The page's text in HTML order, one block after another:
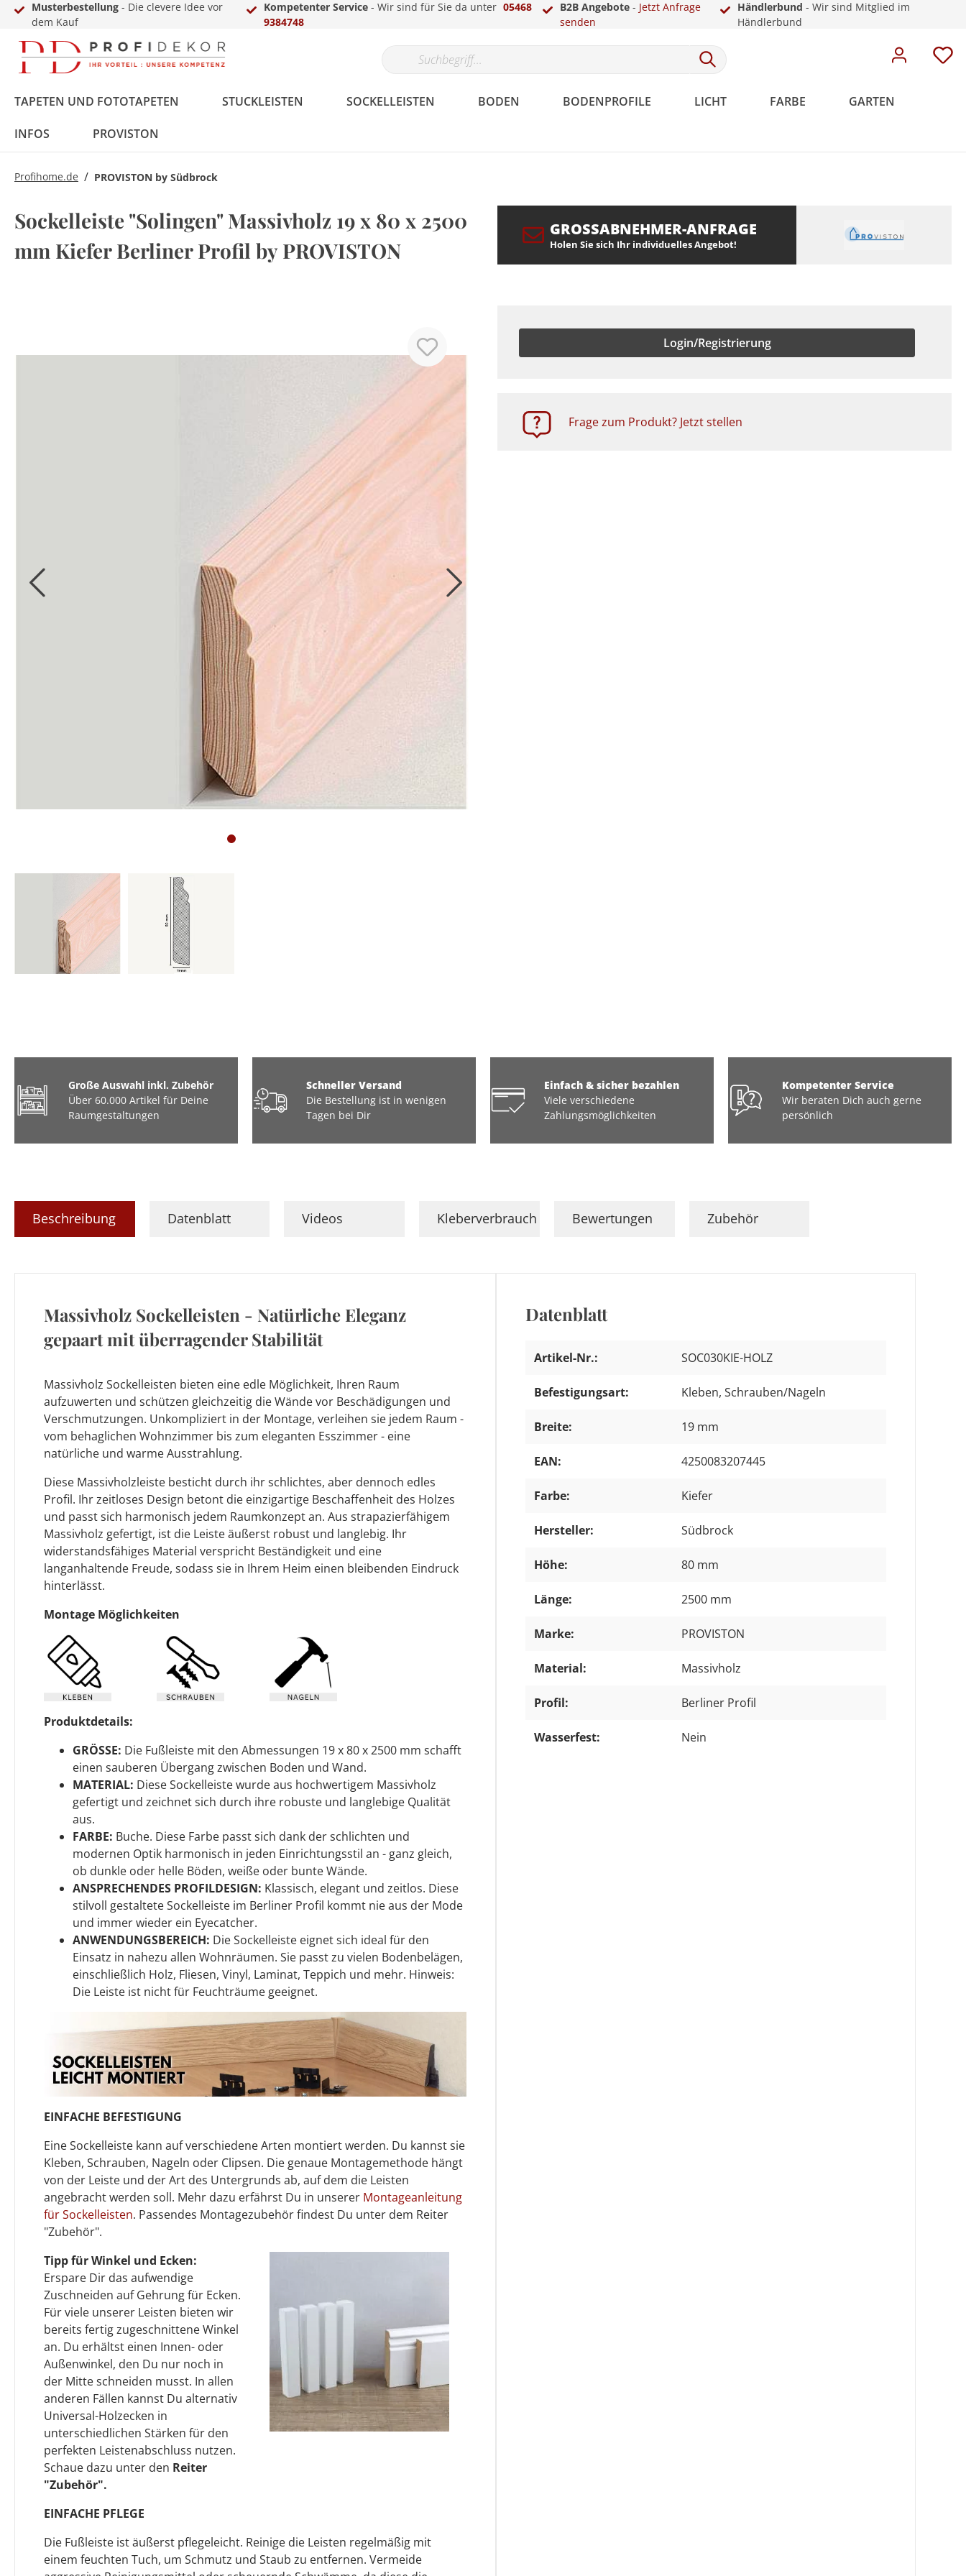
Musterbestellung - Die clevere Idee vor
dem Kauf
Kompetenter Service - Wir sind für Sie da unter 05468
9384748
B2B Angebote- Jetzt Anfrage
senden
Händlerbund - Wir sind Mitglied im
Händlerbund
TAPETEN UND FOTOTAPETEN STUCKLEISTEN SOCKELLEISTEN BODEN BODENPROFILE LICHT FARBE GARTEN
INFOS PROVISTON
Überstreichbar
Meistervlies
Meistervlies Pro
Meistervlies Premium
Fassade Rosetten
Berliner /
Hamburger Profil
Weiße Sockelleisten
Teppich
Ausgleichsprofile
Abschlussprofile
Parkettprofile
Treppenkantenprofile
LED Stuckleisten
Profihome.de / PROVISTON by Südbrock
Sockelleiste "Solingen" Massivholz 19 x 80 x 2500
mm Kiefer Berliner Profil by PROVISTON
GROSSABNEHMER-ANFRAGE
Holen Sie sich Ihr individuelles Angebot!
Login/Registrierung
Frage zum Produkt? Jetzt stellen
Große Auswahl inkl. Zubehör
Über 60.000 Artikel für Deine
Raumgestaltungen
Schneller Versand
Die Bestellung ist in wenigen
Tagen bei Dir
Einfach & sicher bezahlen
Viele verschiedene
Zahlungsmöglichkeiten
Kompetenter Service
Wir beraten Dich auch gerne
persönlich
Beschreibung Datenblatt Videos Kleberverbrauch Bewertungen Zubehör
Massivholz Sockelleisten - Natürliche Eleganz
gepaart mit überragender Stabilität
Massivholz Sockelleisten bieten eine edle Möglichkeit, Ihren Raum
aufzuwerten und schützen gleichzeitig die Wände vor Beschädigungen und
Verschmutzungen. Unkompliziert in der Montage, verleihen sie jedem Raum -
vom behaglichen Wohnzimmer bis zum eleganten Esszimmer - eine
natürliche und warme Ausstrahlung.
Diese Massivholzleiste besticht durch ihr schlichtes, aber dennoch edles
Profil. Ihr zeitloses Design betont die einzigartige Beschaffenheit des Holzes
und passt sich harmonisch jedem Raumkonzept an. Aus strapazierfähigem
Massivholz gefertigt, ist die Leiste äußerst robust und langlebig. Ihr
widerstandsfähiges Material verspricht Beständigkeit und eine
langanhaltende Freude, sodass sie in Ihrem Heim einen bleibenden Eindruck
hinterlässt.
Montage Möglichkeiten
Produktdetails:
GRÖSSE: Die Fußleiste mit den Abmessungen 19 x 80 x 2500 mm schafft
einen sauberen Übergang zwischen Boden und Wand.
MATERIAL: Diese Sockelleiste wurde aus hochwertigem Massivholz
gefertigt und zeichnet sich durch ihre robuste und langlebige Qualität
aus.
FARBE: Buche. Diese Farbe passt sich dank der schlichten und
modernen Optik harmonisch in jeden Einrichtungsstil an - ganz gleich,
ob dunkle oder helle Böden, weiße oder bunte Wände.
ANSPRECHENDES PROFILDESIGN: Klassisch, elegant und zeitlos. Diese
stilvoll gestaltete Sockelleiste im Berliner Profil kommt nie aus der Mode
und immer wieder ein Eyecatcher.
ANWENDUNGSBEREICH: Die Sockelleiste eignet sich ideal für den
Einsatz in nahezu allen Wohnräumen. Sie passt zu vielen Bodenbelägen,
einschließlich Holz, Fliesen, Vinyl, Laminat, Teppich und mehr. Hinweis:
Die Leiste ist nicht für Feuchträume geeignet.
EINFACHE BEFESTIGUNG
Eine Sockelleiste kann auf verschiedene Arten montiert werden. Du kannst sie
Kleben, Schrauben, Nageln oder Clipsen. Die genaue Montagemethode hängt
von der Leiste und der Art des Untergrunds ab, auf dem die Leisten
angebracht werden soll. Mehr dazu erfährst Du in unserer Montageanleitung
für Sockelleisten. Passendes Montagezubehör findest Du unter dem Reiter
"Zubehör".
Tipp für Winkel und Ecken:
Erspare Dir das aufwendige
Zuschneiden auf Gehrung für Ecken.
Für viele unserer Leisten bieten wir
bereits fertig zugeschnittene Winkel
an. Du erhältst einen Innen- oder
Außenwinkel, den Du nur noch in
der Mitte schneiden musst. In allen
anderen Fällen kannst Du alternativ
Universal-Holzecken in
unterschiedlichen Stärken für den
perfekten Leistenabschluss nutzen.
Schaue dazu unter den Reiter
"Zubehör".
EINFACHE PFLEGE
Die Fußleiste ist äußerst pflegeleicht. Reinige die Leisten regelmäßig mit
einem feuchten Tuch, um Schmutz und Staub zu entfernen. Vermeide
Datenblatt
Artikel-Nr.: SOC030KIE-HOLZ
Befestigungsart: Kleben, Schrauben/Nageln
Breite: 19 mm
EAN: 4250083207445
Farbe: Kiefer
Hersteller: Südbrock
Höhe: 80 mm
Länge: 2500 mm
Marke: PROVISTON
Material: Massivholz
Profil: Berliner Profil
Wasserfest: Nein